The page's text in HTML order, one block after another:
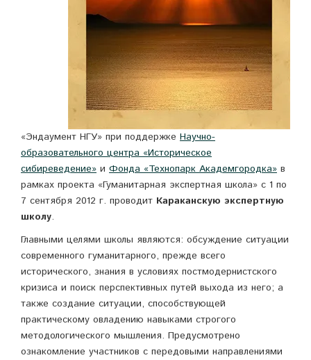
«Эндаумент НГУ» при поддержке Научно-
образовательного центра «Историческое
сибиреведение» и Фонда «Технопарк Академгородка» в
рамках проекта «Гуманитарная экспертная школа» с 1 по
7 сентября 2012 г. проводит Караканскую экспертную
школу.
Главными целями школы являются: обсуждение ситуации
современного гуманитарного, прежде всего
исторического, знания в условиях постмодернистского
кризиса и поиск перспективных путей выхода из него; а
также создание ситуации, способствующей
практическому овладению навыками строгого
методологического мышления. Предусмотрено
ознакомление участников с передовыми направлениями